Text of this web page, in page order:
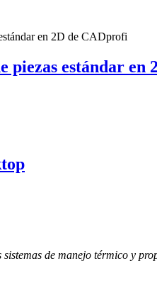
piezas estándar en
de manejo térmico y